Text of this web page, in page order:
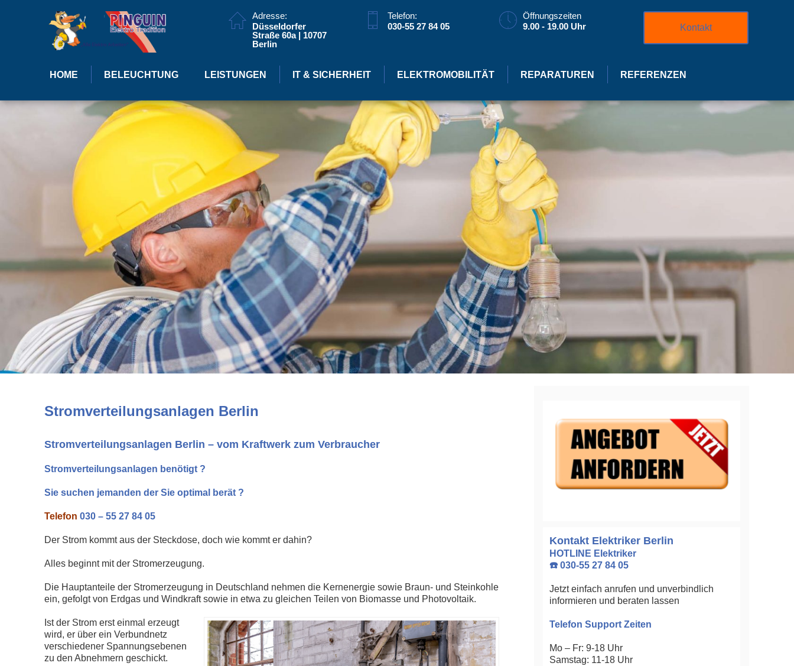
Adresse:
Düsseldorfer
Straße 60a | 10707
Berlin
Telefon:
030-55 27 84 05
Öffnungszeiten
9.00 - 19.00 Uhr
Kontakt
HOME BELEUCHTUNG LEISTUNGEN IT & SICHERHEIT ELEKTROMOBILITÄT REPARATUREN REFERENZEN
Stromverteilungsanlagen Berlin
Stromverteilungsanlagen Berlin – vom Kraftwerk zum Verbraucher
Stromverteilungsanlagen benötigt ?
Sie suchen jemanden der Sie optimal berät ?
Telefon 030 – 55 27 84 05
Der Strom kommt aus der Steckdose, doch wie kommt er dahin?
Alles beginnt mit der Stromerzeugung.
Die Hauptanteile der Stromerzeugung in Deutschland nehmen die Kernenergie sowie Braun- und Steinkohle
ein, gefolgt von Erdgas und Windkraft sowie in etwa zu gleichen Teilen von Biomasse und Photovoltaik.
Ist der Strom erst einmal erzeugt
wird, er über ein Verbundnetz
verschiedener Spannungsebenen
zu den Abnehmern geschickt.
Kontakt Elektriker Berlin
HOTLINE Elektriker
☎️ 030-55 27 84 05
Jetzt einfach anrufen und unverbindlich
informieren und beraten lassen
Telefon Support Zeiten
Mo – Fr: 9-18 Uhr
Samstag: 11-18 Uhr